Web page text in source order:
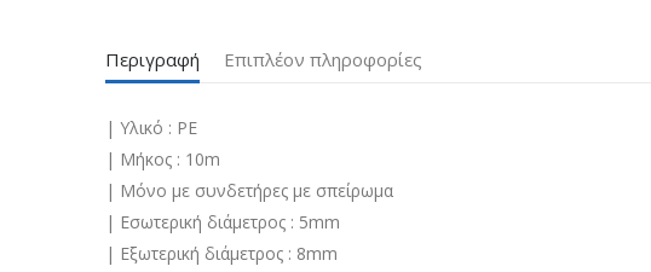
Περιγραφή Επιπλέον πληροφορίες
| Υλικό : PE
| Μήκος : 10m
| Μόνο με συνδετήρες με σπείρωμα
| Εσωτερική διάμετρος : 5mm
| Εξωτερική διάμετρος : 8mm